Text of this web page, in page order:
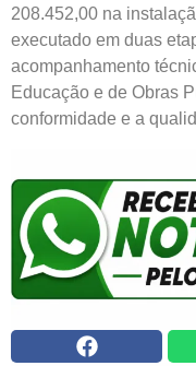
208.452,00 na
executado em duas
acompanhamento
Educação e de Obras
conformidade e a